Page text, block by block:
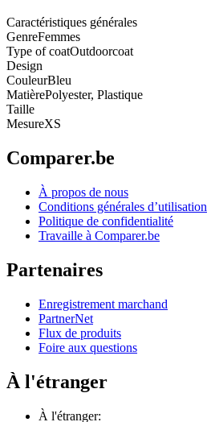
Caractéristiques générales
GenreFemmes
Type of coatOutdoorcoat
Design
CouleurBleu
MatièrePolyester, Plastique
Taille
MesureXS
Comparer.be
À propos de nous
Conditions générales d’utilisation
Politique de confidentialité
Travaille à Comparer.be
Partenaires
Enregistrement marchand
PartnerNet
Flux de produits
Foire aux questions
À l'étranger
À l'étranger: